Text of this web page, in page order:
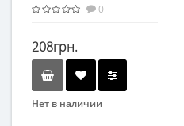
0
208грн.
Нет в наличии